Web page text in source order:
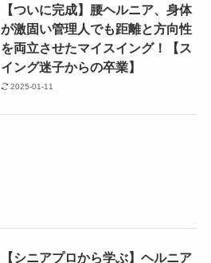
【ついに完成】腰ヘルニア、身体
が激固い管理人でも距離と方向性
を両立させたマイスイング！【ス
イング迷子からの卒業】
2025-01-11
【シニアプロから学ぶ】ヘルニア